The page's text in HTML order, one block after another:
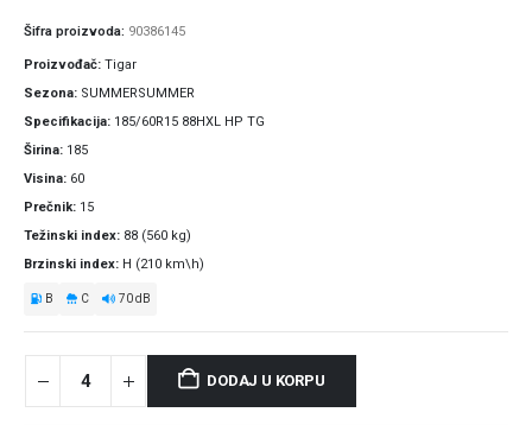
Šifra proizvoda: 90386145
Proizvođač Tigar
Sezona SUMMERSUMMER
Specifikacija 185/60R15 88HXL HP TG
Širina 185
Visina 60
Prečnik 15
Težinski index 88 (560 kg)
Brzinski index H (210 km\h)
B C 70 dB
DODAJ U KORPU